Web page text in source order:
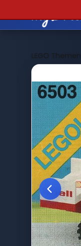
LEGO Themen